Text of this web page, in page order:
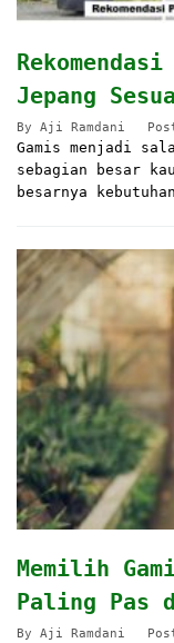
Jepang
By Aji Ramdani
Gamis menjadi
sebagian besar
besarnya
Memilih
Paling Pas
By Aji Ramdani